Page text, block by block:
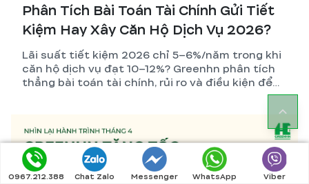
Phân Tích Bài Toán Tài Chính Gửi Tiết
Kiệm Hay Xây Căn Hộ Dịch Vụ 2026?
Lãi suất tiết kiệm 2026 chỉ 5–6%/năm trong khi
căn hộ dịch vụ đạt 10–12%? Greenhn phân tích
thẳng bài toán tài chính, rủi ro và điều kiện để
0967.212.388 Chat Zalo Messenger WhatsApp Viber